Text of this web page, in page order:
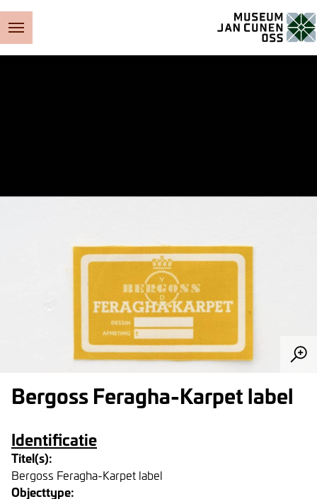
Bergoss Feragha-Karpet label
Identificatie
Titel(s):
Bergoss Feragha-Karpet label
Objecttype: